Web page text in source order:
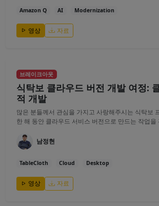
Amazon Q AI Modernization
영상 자료
브레이크아웃
식탁보 클라우드 버전 개발 여정:
적 개발
많은 분들께서 관심을 가지고 사랑해주시는 식탁보
한 해 동안 클라우드 서비스 버전으로 만드는 작업을
남정현
TableCloth Cloud Desktop
영상 자료